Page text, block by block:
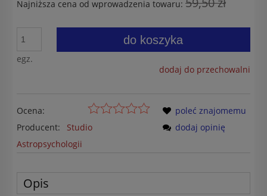
Najniższa cena od wprowadzenia towaru:
egz.
do koszyka
dodaj do przechowalni
Ocena:
Producent:
Studio
Astropsychologii
poleć znajomemu
dodaj opinię
Opis